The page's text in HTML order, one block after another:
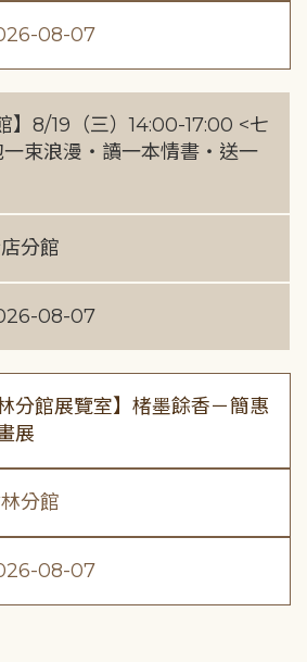
08-07
】8/19（三）14:00-17:00 <七
束浪漫・讀一本情書・送一
分館
08-07
林分館展覽室】楮墨餘香－簡惠
展
分館
08-07